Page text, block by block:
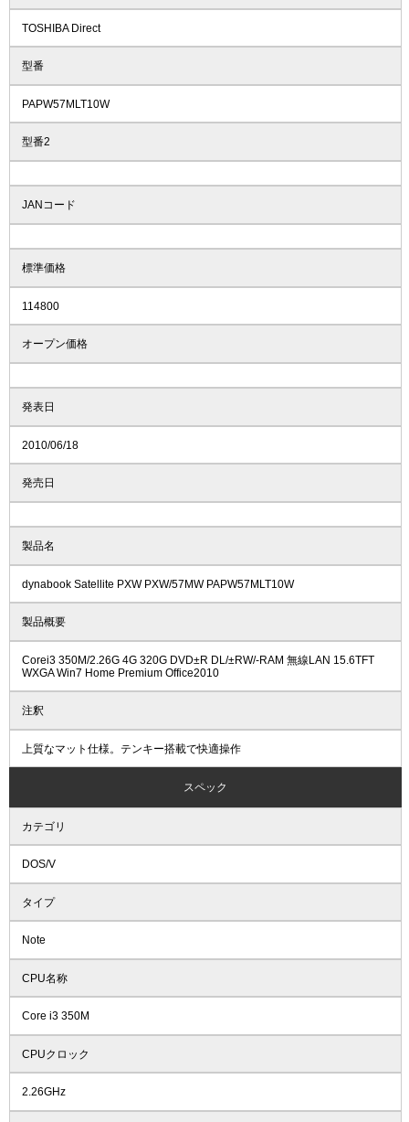
TOSHIBA Direct
型番
PAPW57MLT10W
型番2
JANコード
標準価格
114800
オープン価格
発表日
2010/06/18
発売日
製品名
dynabook Satellite PXW PXW/57MW PAPW57MLT10W
製品概要
Corei3 350M/2.26G 4G 320G DVD±R DL/±RW/-RAM 無線LAN 15.6TFT
WXGA Win7 Home Premium Office2010
注釈
上質なマット仕様。テンキー搭載で快適操作
スペック
カテゴリ
DOS/V
タイプ
Note
CPU名称
Core i3 350M
CPUクロック
2.26GHz